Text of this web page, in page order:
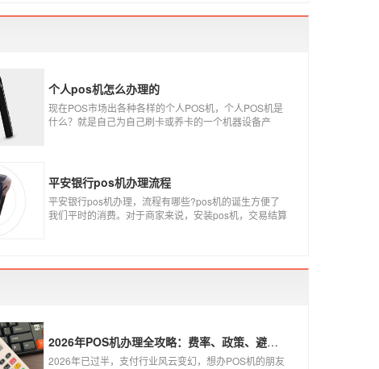
个人pos机怎么办理的
现在POS市场出各种各样的个人POS机，个人POS机是
什么？就是自己为自己刷卡或养卡的一个机器设备产
平安银行pos机办理流程
平安银行pos机办理，流程有哪些?pos机的诞生方便了
我们平时的消费。对于商家来说，安装pos机，交易结算
2026年POS机办理全攻略：费率、政策、避坑一篇讲清
2026年已过半，支付行业风云变幻，想办POS机的朋友